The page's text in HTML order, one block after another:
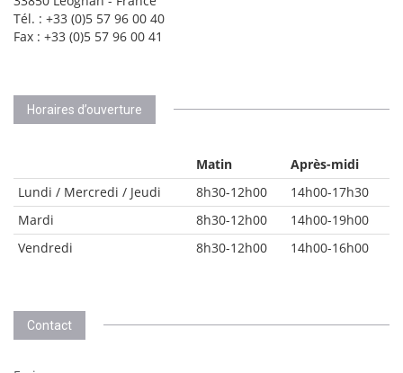
Tél. : +33 (0)5 57 96 00 40
Fax : +33 (0)5 57 96 00 41
Horaires d’ouverture
Matin
Après-midi
Lundi / Mercredi / Jeudi
8h30-12h00
14h00-17h30
Mardi
8h30-12h00
14h00-19h00
Vendredi
8h30-12h00 14h00-16h00
Contact